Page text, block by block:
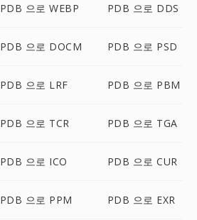
PDB 으로 WEBP PDB 으로 DDS
PDB 으로 DOCM PDB 으로 PSD
PDB 으로 LRF PDB 으로 PBM
PDB 으로 TCR PDB 으로 TGA
PDB 으로 ICO PDB 으로 CUR
PDB 으로 PPM PDB 으로 EXR